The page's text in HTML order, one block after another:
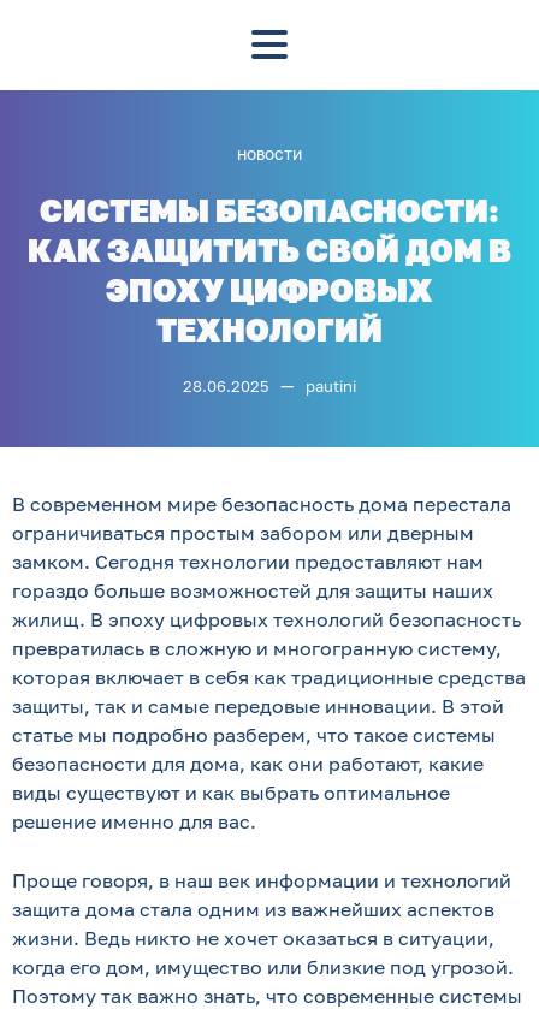
НОВОСТИ
СИСТЕМЫ БЕЗОПАСНОСТИ:
КАК ЗАЩИТИТЬ СВОЙ ДОМ В
ЭПОХУ ЦИФРОВЫХ
ТЕХНОЛОГИЙ
28.06.2025 — pautini
В современном мире безопасность дома перестала
ограничиваться простым забором или дверным
замком. Сегодня технологии предоставляют нам
гораздо больше возможностей для защиты наших
жилищ. В эпоху цифровых технологий безопасность
превратилась в сложную и многогранную систему,
которая включает в себя как традиционные средства
защиты, так и самые передовые инновации. В этой
статье мы подробно разберем, что такое системы
безопасности для дома, как они работают, какие
виды существуют и как выбрать оптимальное
решение именно для вас.
Проще говоря, в наш век информации и технологий
защита дома стала одним из важнейших аспектов
жизни. Ведь никто не хочет оказаться в ситуации,
когда его дом, имущество или близкие под угрозой.
Поэтому так важно знать, что современные системы